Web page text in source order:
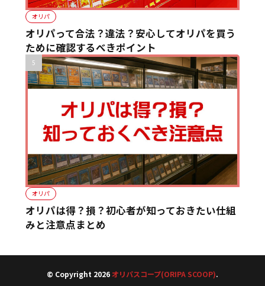
オリパ
オリパって合法？違法？安心してオリパを買う
ために確認するべきポイント
オリパ
オリパは得？損？初心者が知っておきたい仕組
みと注意点まとめ
© Copyright 2026オリパスコープ(ORIPA SCOOP).